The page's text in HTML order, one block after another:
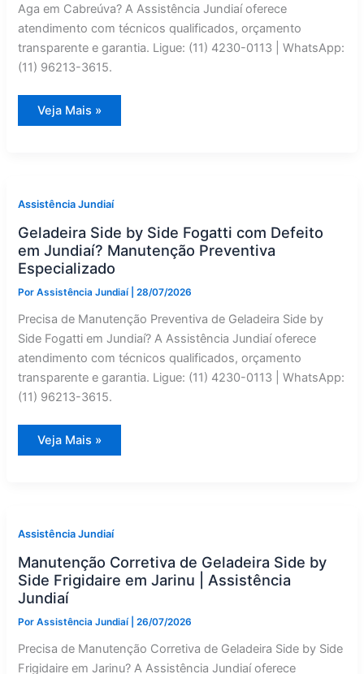
Aga em Cabreúva? A Assistência Jundiaí oferece
atendimento com técnicos qualificados, orçamento
transparente e garantia. Ligue: (11) 4230-0113 | WhatsApp:
(11) 96213-3615.
Manutenção
Corretiva
em
Cabreúva
|
Assistência
Jundiaí
Veja Mais »
Assistência Jundiaí
Geladeira Side by Side Fogatti com Defeito
em Jundiaí? Manutenção Preventiva
Especializado
PorAssistência Jundiaí |28/07/2026
Precisa de Manutenção Preventiva de Geladeira Side by
Side Fogatti em Jundiaí? A Assistência Jundiaí oferece
atendimento com técnicos qualificados, orçamento
transparente e garantia. Ligue: (11) 4230-0113 | WhatsApp:
(11) 96213-3615.
Geladeira
Side
Jundiaí?
Manutenção
Preventiva
Especializado
Veja Mais »
Assistência Jundiaí
Manutenção Corretiva de Geladeira Side by
Side Frigidaire em Jarinu | Assistência
Jundiaí
PorAssistência Jundiaí |26/07/2026
Precisa de Manutenção Corretiva de Geladeira Side by Side
Frigidaire em Jarinu? A Assistência Jundiaí oferece